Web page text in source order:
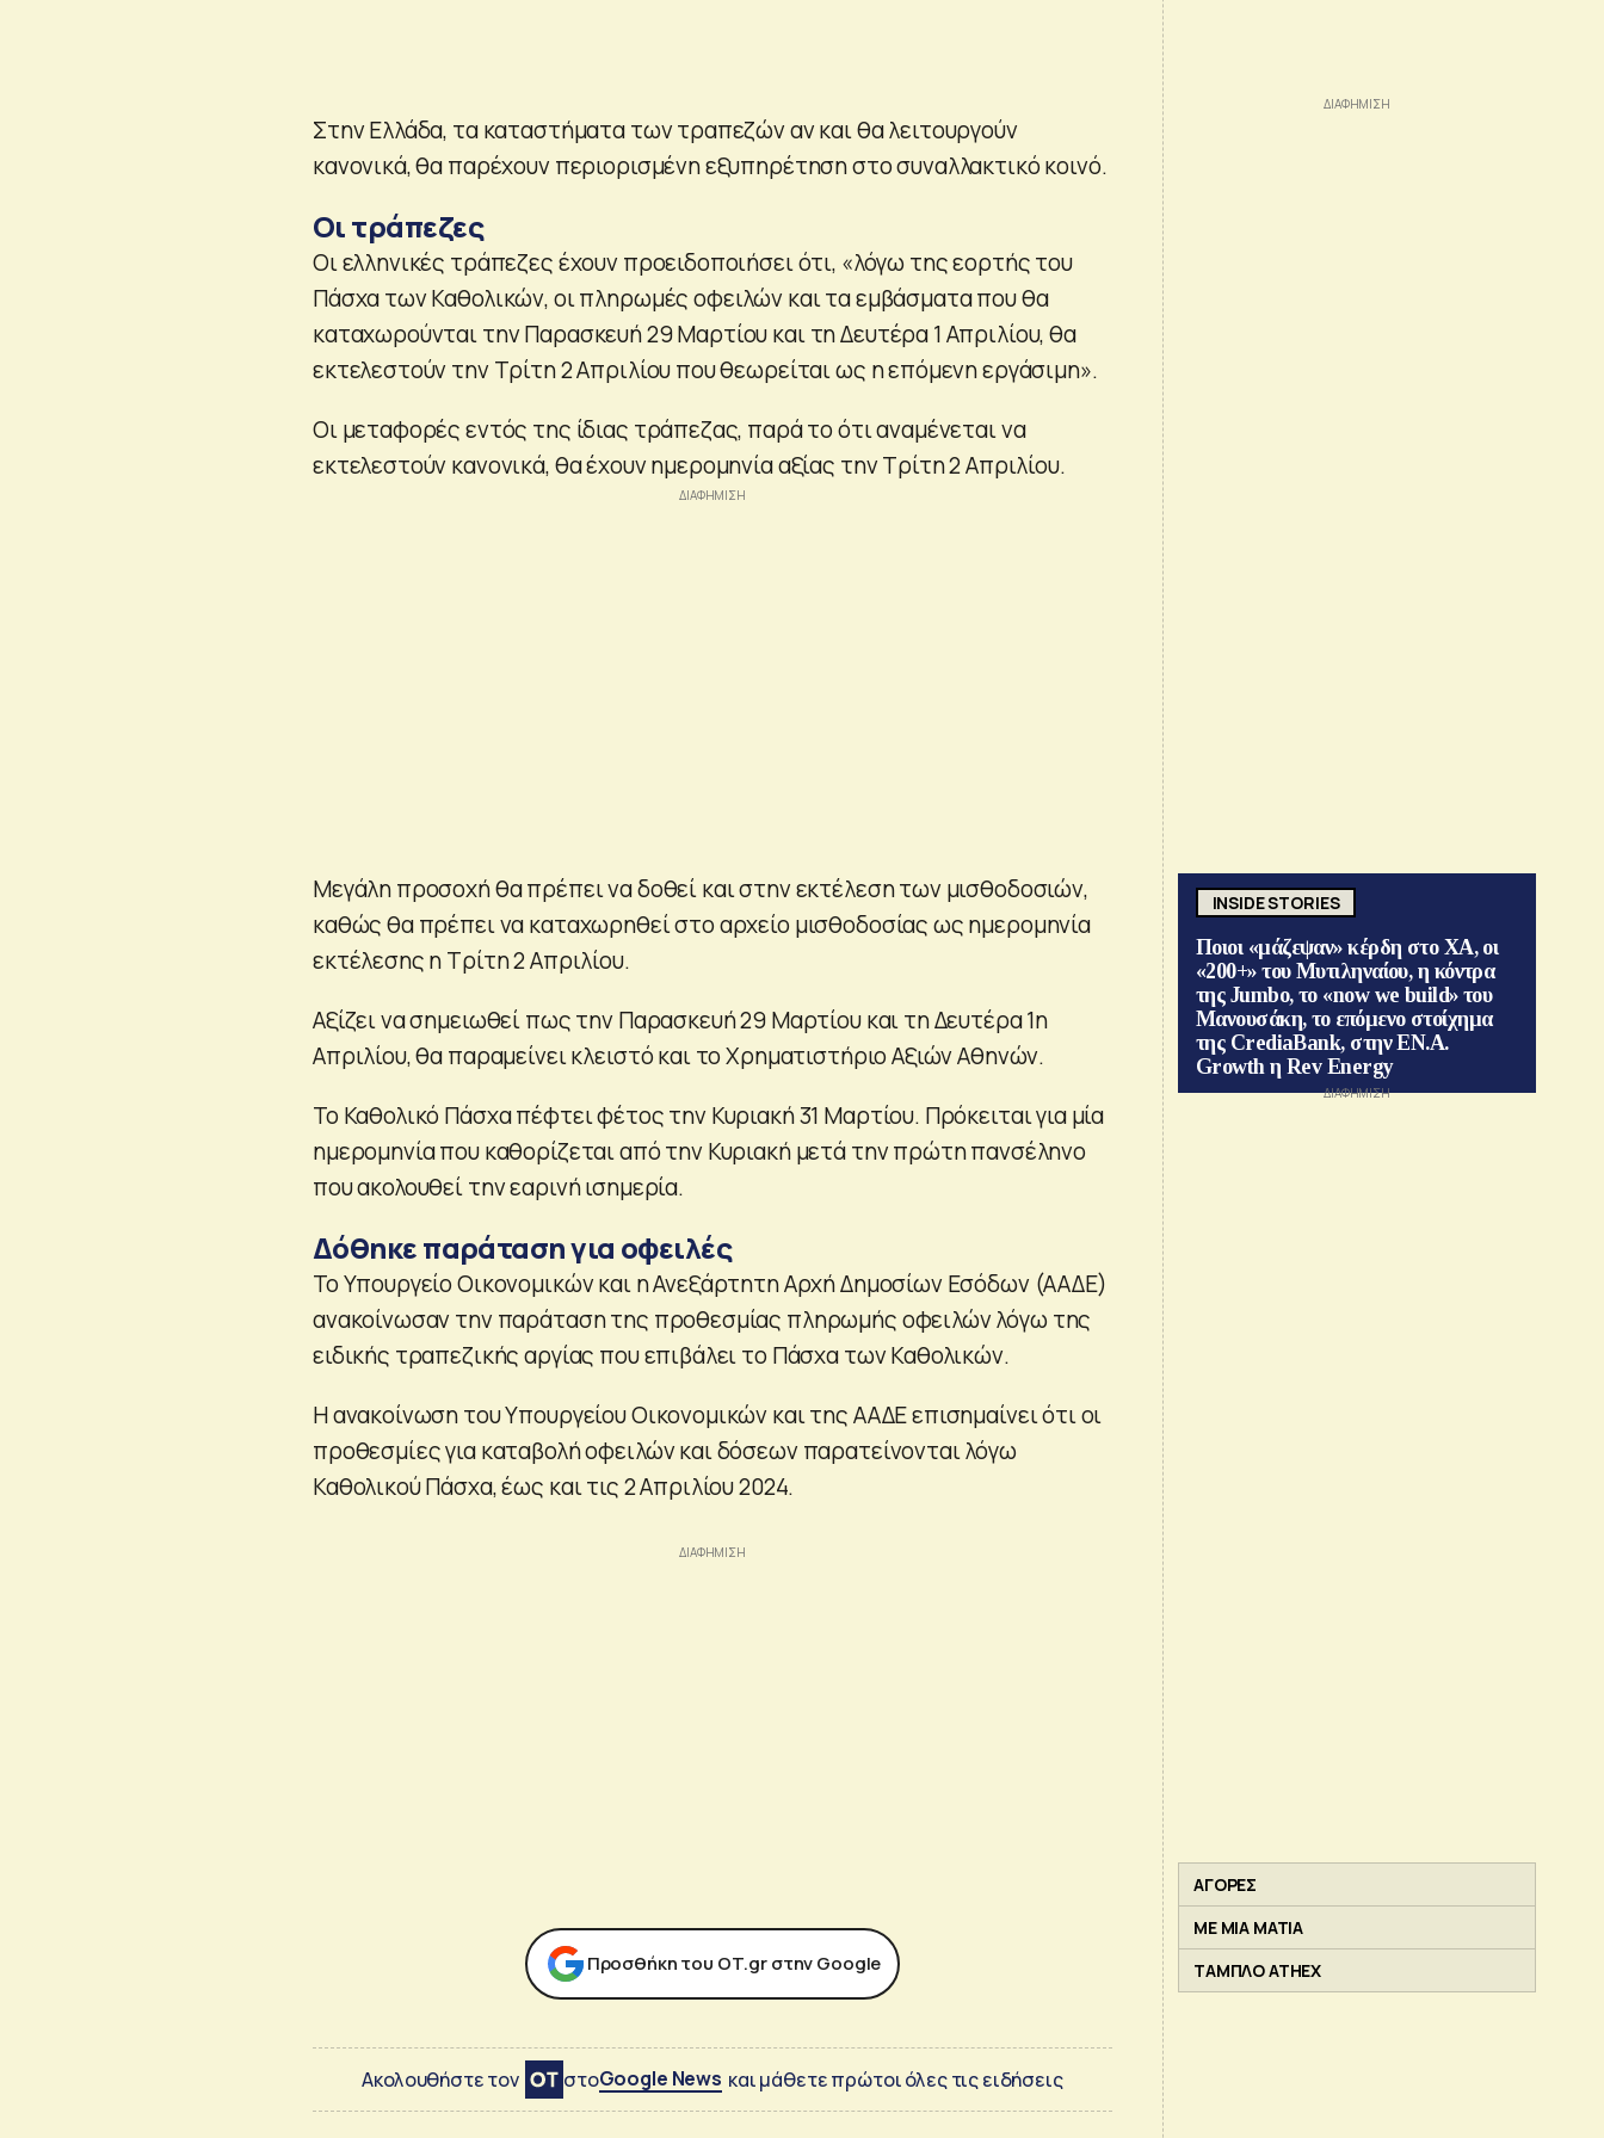
Στην Ελλάδα, τα καταστήματα των τραπεζών αν και θα λειτουργούν
κανονικά, θα παρέχουν περιορισμένη εξυπηρέτηση στο συναλλακτικό κοινό.
Οι τράπεζες
Οι ελληνικές τράπεζες έχουν προειδοποιήσει ότι, «λόγω της εορτής του
Πάσχα των Καθολικών, οι πληρωμές οφειλών και τα εμβάσματα που θα
καταχωρούνται την Παρασκευή 29 Μαρτίου και τη Δευτέρα 1 Απριλίου, θα
εκτελεστούν την Τρίτη 2 Απριλίου που θεωρείται ως η επόμενη εργάσιμη».
Οι μεταφορές εντός της ίδιας τράπεζας, παρά το ότι αναμένεται να
εκτελεστούν κανονικά, θα έχουν ημερομηνία αξίας την Τρίτη 2 Απριλίου.
Μεγάλη προσοχή θα πρέπει να δοθεί και στην εκτέλεση των μισθοδοσιών,
καθώς θα πρέπει να καταχωρηθεί στο αρχείο μισθοδοσίας ως ημερομηνία
εκτέλεσης η Τρίτη 2 Απριλίου.
Αξίζει να σημειωθεί πως την Παρασκευή 29 Μαρτίου και τη Δευτέρα 1η
Απριλίου, θα παραμείνει κλειστό και το Χρηματιστήριο Αξιών Αθηνών.
Το Καθολικό Πάσχα πέφτει φέτος την Κυριακή 31 Μαρτίου. Πρόκειται για μία
ημερομηνία που καθορίζεται από την Κυριακή μετά την πρώτη πανσέληνο
που ακολουθεί την εαρινή ισημερία.
Δόθηκε παράταση για οφειλές
Το Υπουργείο Οικονομικών και η Ανεξάρτητη Αρχή Δημοσίων Εσόδων (ΑΑΔΕ)
ανακοίνωσαν την παράταση της προθεσμίας πληρωμής οφειλών λόγω της
ειδικής τραπεζικής αργίας που επιβάλει το Πάσχα των Καθολικών.
Η ανακοίνωση του Υπουργείου Οικονομικών και της ΑΑΔΕ επισημαίνει ότι οι
προθεσμίες για καταβολή οφειλών και δόσεων παρατείνονται λόγω
Καθολικού Πάσχα, έως και τις 2 Απριλίου 2024.
Προσθήκη του ΟΤ.gr στην Google
Ακολουθήστε τον στοGoogle News και μάθετε πρώτοι όλες τις ειδήσεις
INSIDE STORIES
Ποιοι «μάζεψαν» κέρδη στο ΧΑ, οι
«200+» του Μυτιληναίου, η κόντρα
της Jumbo, το «now we build» του
Μανουσάκη, το επόμενο στοίχημα
της CrediaBank, στην ΕΝ.Α.
Growth η Rev Energy
ΑΓΟΡΕΣ
ΜΕ ΜΙΑ ΜΑΤΙΑ
ΤΑΜΠΛΟ ATHEX